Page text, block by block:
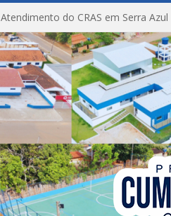
Atendimento do CRAS em Serra Azul